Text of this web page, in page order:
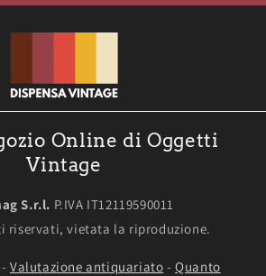
Online di Oggetti
Vintage
S.r.l. P.IVA IT12119590011
vietata la riproduzione.
- Valutazione antiquariato -Quanto